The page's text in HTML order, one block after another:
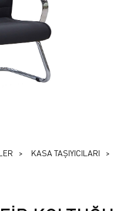
KASA TAŞIYICILARI